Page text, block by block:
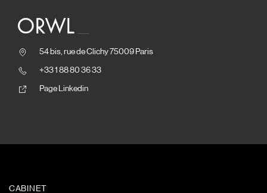
54 bis, rue de Clichy 75009 Paris
+33 1 88 80 36 33
Page Linkedin
CABINET